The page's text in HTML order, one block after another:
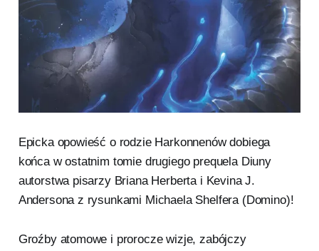
Epicka opowieść o rodzie Harkonnenów dobiega
końca w ostatnim tomie drugiego prequela Diuny
autorstwa pisarzy Briana Herberta i Kevina J.
Andersona z rysunkami Michaela Shelfera (Domino)!
Groźby atomowe i prorocze wizje, zabójczy